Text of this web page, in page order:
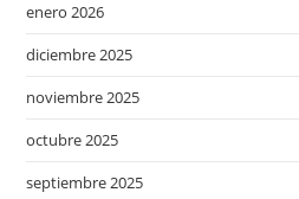
enero 2026
diciembre 2025
noviembre 2025
octubre 2025
septiembre 2025